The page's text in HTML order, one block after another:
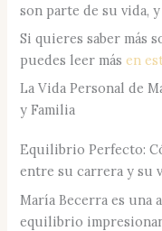
son parte de su vida,
Si quieres saber más
puedes leer másen
La Vida Personal de
y Familia
Equilibrio Perfecto:
entre su carrera y su
María Becerra es una
equilibrio